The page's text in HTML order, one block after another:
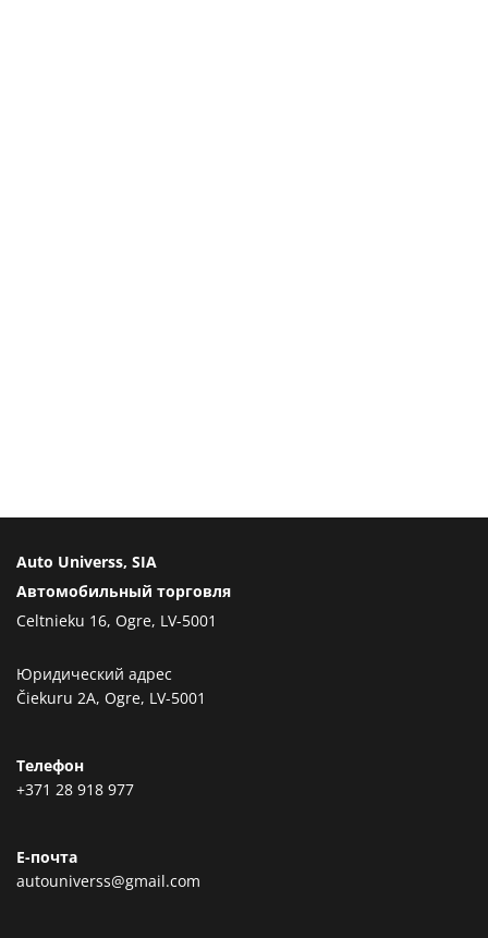
Auto Universs, SIA
Автомобильный торговля
Celtnieku 16, Ogre, LV-5001
Юридический адрес
Čiekuru 2A, Ogre, LV-5001
Телефон
+371 28 918 977
Е-почта
autouniverss@gmail.com